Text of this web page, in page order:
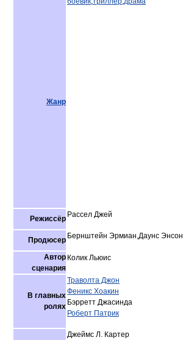
Жанр
Режиссёр Рассел Джей
Продюсер Бернштейн Эрмиан,Даунс Энсон
Автор
сценария
Колик Льюис
В главных
ролях
Траволта Джон
Феникс Хоакин
Бэрретт Джасинда
Роберт Патрик
Джеймс Л. Картер